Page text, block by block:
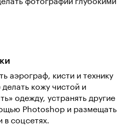
аэрограф, кисти и технику
кожу чистой и
одежду, устранять другие
Photoshop и размещать
в соцсетях.